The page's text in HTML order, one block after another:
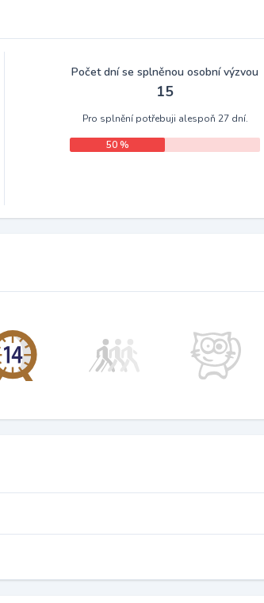
Počet dní se splněnou osobní výzvou
15
Pro splnění potřebuji alespoň 27 dní.
50 %